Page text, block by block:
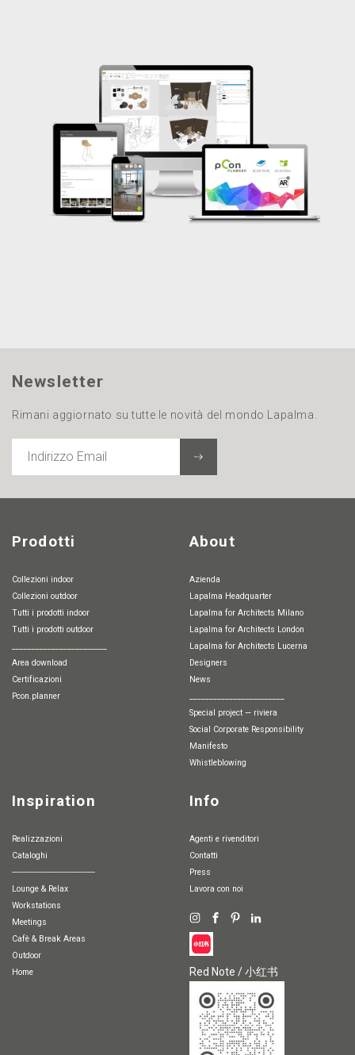
Newsletter
Rimani aggiornato su tutte le novità del mondo Lapalma.
EMAIL
Prodotti
Collezioni indoor
Collezioni outdoor
Tutti i prodotti indoor
Tutti i prodotti outdoor
Area download
Certificazioni
pcon.planner
About
Azienda
Lapalma Headquarter
Lapalma for Architects Milano
Lapalma for Architects London
Lapalma for Architects Lucerna
Designers
News
special project — riviera
Social Corporate Responsibility
Manifesto
whistleblowing
Inspiration
Realizzazioni
Cataloghi
-----------------------------------
Lounge & Relax
Workstations
Meetings
Cafè & Break Areas
Outdoor
Home
Info
Agenti e rivenditori
Contatti
Press
Lavora con noi
Red Note / 小红书